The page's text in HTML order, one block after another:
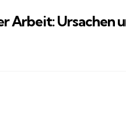
Arbeit: Ursachen